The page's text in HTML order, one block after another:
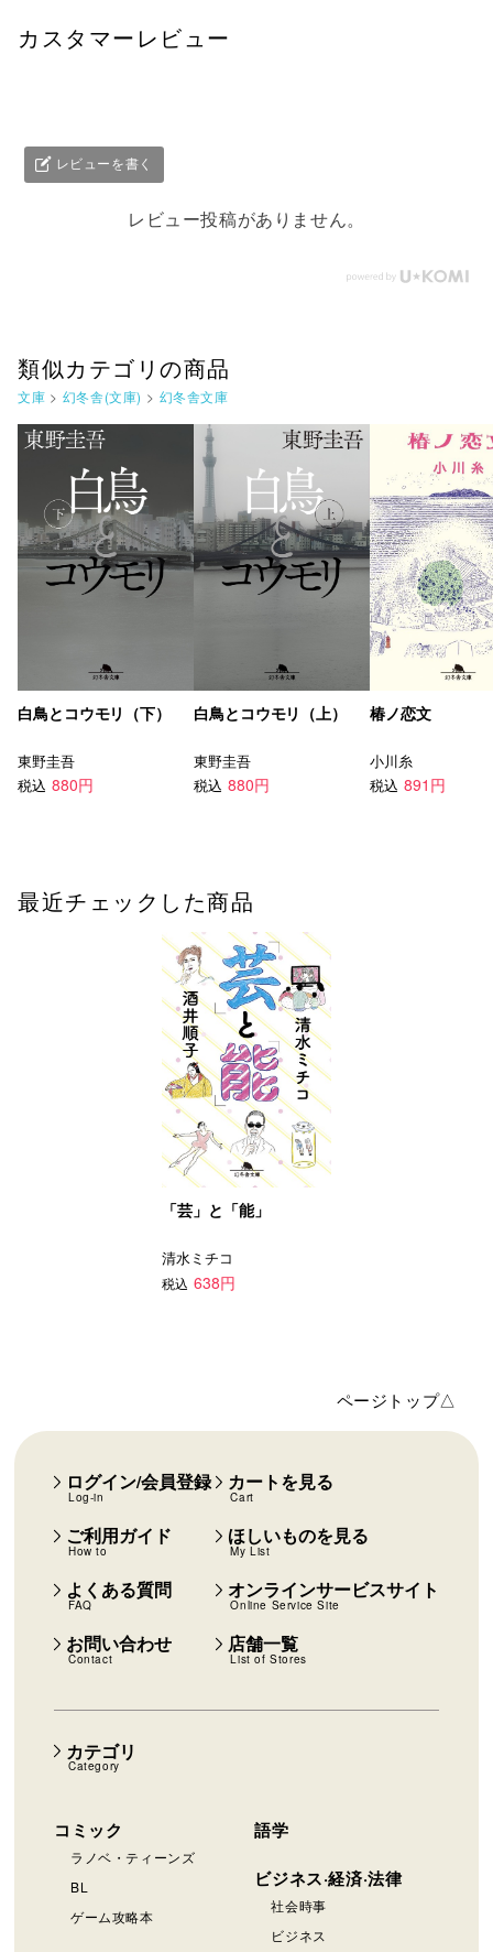
カスタマーレビュー
レビューを書く
レビュー投稿がありません。
類似カテゴリの商品
文庫 > 幻冬舎(文庫) > 幻冬舎文庫
白鳥とコウモリ（下）
東野圭吾
税込 880円
白鳥とコウモリ（上）
東野圭吾
税込 880円
椿ノ恋文
小川糸
税込 891円
最近チェックした商品
「芸」と「能」
清水ミチコ
税込 638円
ページトップ△
カテゴリ
Category
コミック
ラノベ・ティーンズ
BL
ゲーム攻略本
語学
ビジネス·経済·法律
社会時事
ビジネス
ログイン/会員登録
Log-in
カートを見る
Cart
ご利用ガイド
How to
ほしいものを見る
My List
よくある質問
FAQ
オンラインサービスサイト
Online Service Site
お問い合わせ
Contact
店舗一覧
List of Stores